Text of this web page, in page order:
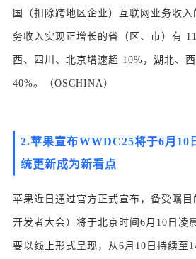
国（扣除跨地区企业）互联网业务收
务收入实现正增长的省（区、市）有
西、四川、北京增速超 10%，湖北、
40%。（OSCHINA）
2.苹果宣布WWDC25将于6月10
统更新成为新看点
苹果近日通过官方正式宣布，备受瞩
开发者大会）将于北京时间6月10日凌
要以线上形式呈现，从6月10日持续至